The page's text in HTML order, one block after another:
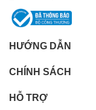
HƯỚNG DẪN
CHÍNH SÁCH
HỖ TRỢ